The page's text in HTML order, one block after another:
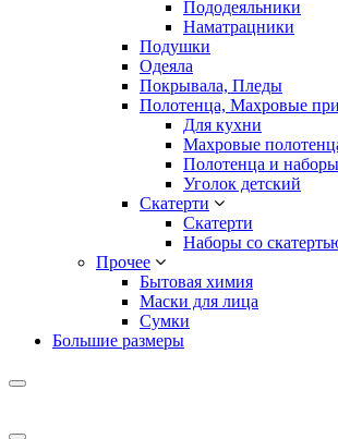
Пододеяльники
Наматрацники
Подушки
Одеяла
Покрывала, Пледы
Полотенца, Махровые
Для кухни
Махровые
Полотенца и
Уголок детский
Скатерти
Скатерти
Наборы со
Прочее
Бытовая химия
Маски для лица
Сумки
Большие размеры